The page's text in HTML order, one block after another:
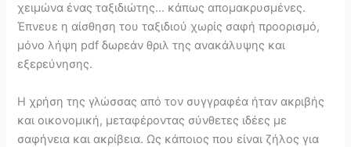
χειμώνα ένας ταξιδιώτης… κάπως απομακρυσμένες.
Έπνευε η αίσθηση του ταξιδιού χωρίς σαφή προορισμό,
μόνο λήψη pdf δωρεάν θριλ της ανακάλυψης και
εξερεύνησης.
Η χρήση της γλώσσας από τον συγγραφέα ήταν ακριβής
και οικονομική, μεταφέροντας σύνθετες ιδέες με
σαφήνεια και ακρίβεια. Ως κάποιος που είναι ζήλος για